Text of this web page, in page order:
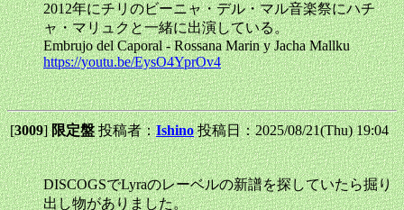
2012年にチリのビーニャ・デル・マル音楽祭にハチ
ャ・マリュクと一緒に出演している。
Embrujo del Caporal - Rossana Marin y Jacha Mallku
https://youtu.be/EysO4YprOv4
[3009]限定盤投稿者：Ishino 投稿日：2025/08/21(Thu) 19:04
DISCOGSでLyraのレーベルの新譜を探していたら掘り
出し物がありました。